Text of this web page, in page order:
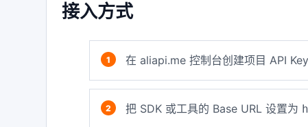
接入方式
在 aliapi.me 控制台创建项目 API Key
把 SDK 或工具的 Base URL 设置为